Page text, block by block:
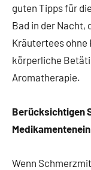
guten Tipps für
Bad in der Nacht,
Kräutertees ohne
körperliche
Aromatherapie.
Berücksichtigen
Wenn